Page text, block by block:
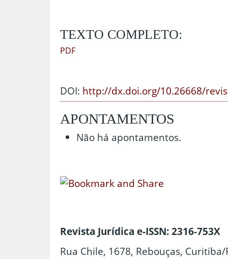
TEXTO COMPLETO:
PDF
DOI: http://dx.doi.org/10.26668/
APONTAMENTOS
Não há apontamentos.
Revista Jurídica e-ISSN: 2316-753X
Rua Chile, 1678, Rebouças, Curitiba/